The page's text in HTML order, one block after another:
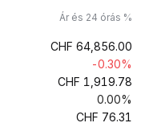
Ár és 24 órás %
CHF 64,856.00
-0.30%
CHF 1,919.78
0.00%
CHF 76.31